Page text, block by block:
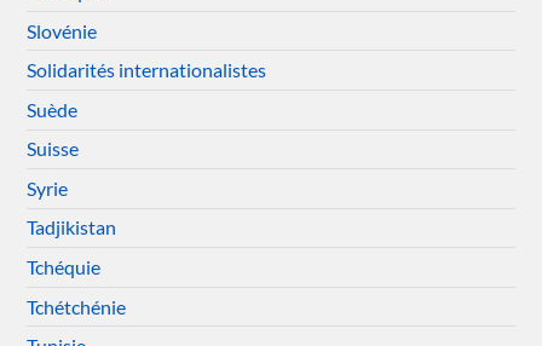
Slovénie
Solidarités internationalistes
Suède
Suisse
Syrie
Tadjikistan
Tchéquie
Tchétchénie